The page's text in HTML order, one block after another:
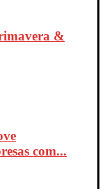
&
com...